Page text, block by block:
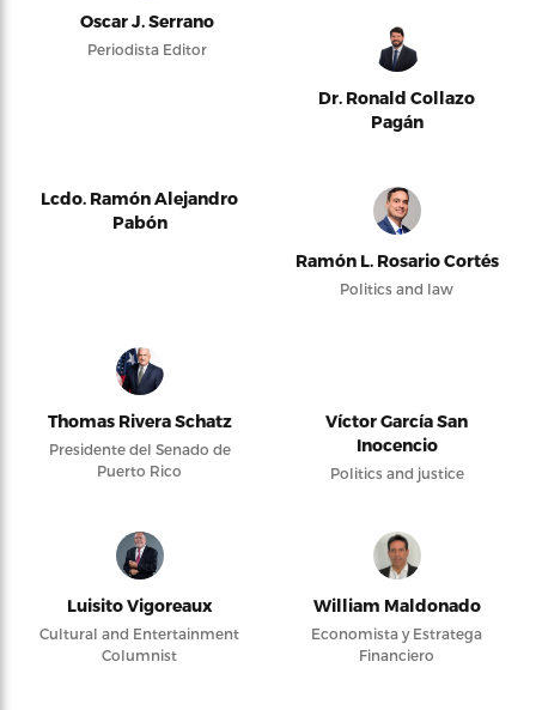
Oscar J. Serrano
Periodista Editor
Dr. Ronald Collazo
Pagán
Lcdo. Ramón Alejandro
Pabón
Ramón L. Rosario Cortés
Politics and law
Thomas Rivera Schatz
Presidente del Senado de
Puerto Rico
Víctor García San
Inocencio
Politics and justice
Luisito Vigoreaux
Cultural and Entertainment
Columnist
William Maldonado
Economista y Estratega
Financiero